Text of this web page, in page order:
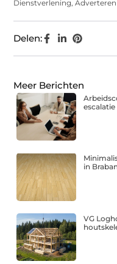
Dienstverlening,
Delen:
Meer Berichten
escalatie
in
VG